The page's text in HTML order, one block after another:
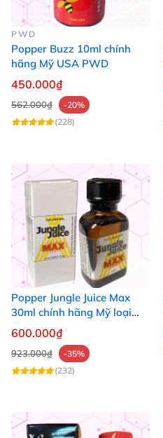
PWD
Popper Buzz 10ml chính
hãng Mỹ USA PWD
450.000₫
562.000₫
-20%
(228)
Popper Jungle Juice Max
30ml chính hãng Mỹ loại
mạnh cho Top Bot
600.000₫
923.000₫
-35%
(232)